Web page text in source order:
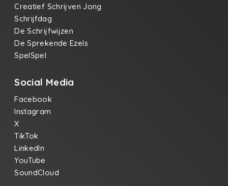
Creatief Schrijven Jong
Schrijfdag
De Schrijfwijzen
De Sprekende Ezels
SpelSpel
Social Media
Facebook
Instagram
X
TikTok
LinkedIn
YouTube
SoundCloud